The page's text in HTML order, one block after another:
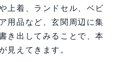
上着、ランドセル、ベビ
用品など、玄関周辺に集
き出してみることで、本
見えてきます。